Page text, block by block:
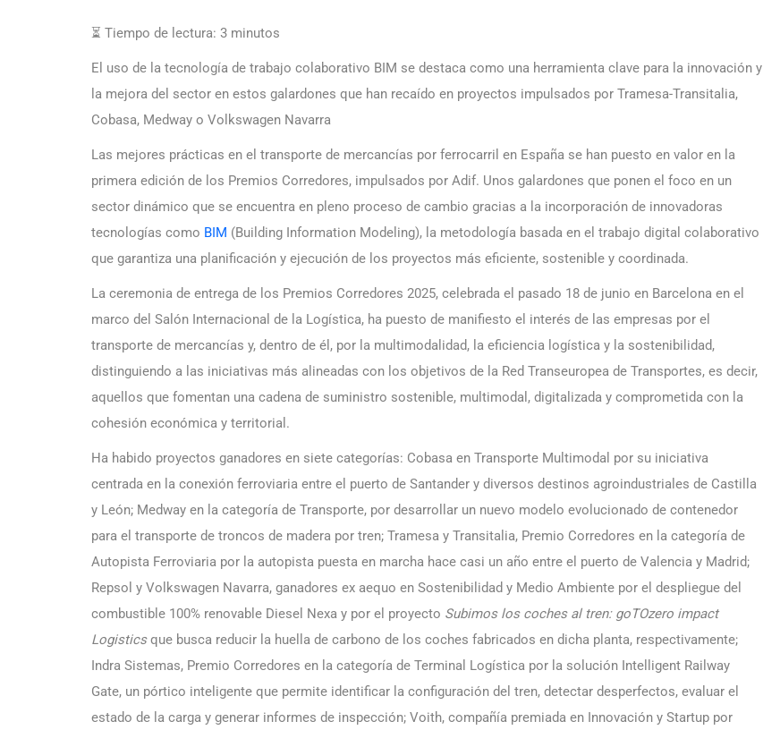
⏳ Tiempo de lectura: 3 minutos
El uso de la tecnología de trabajo colaborativo BIM se destaca como una herramienta clave para la innovación y
la mejora del sector en estos galardones que han recaído en proyectos impulsados por Tramesa-Transitalia,
Cobasa, Medway o Volkswagen Navarra
Las mejores prácticas en el transporte de mercancías por ferrocarril en España se han puesto en valor en la
primera edición de los Premios Corredores, impulsados por Adif. Unos galardones que ponen el foco en un
sector dinámico que se encuentra en pleno proceso de cambio gracias a la incorporación de innovadoras
tecnologías como BIM (Building Information Modeling), la metodología basada en el trabajo digital colaborativo
que garantiza una planificación y ejecución de los proyectos más eficiente, sostenible y coordinada.
La ceremonia de entrega de los Premios Corredores 2025, celebrada el pasado 18 de junio en Barcelona en el
marco del Salón Internacional de la Logística, ha puesto de manifiesto el interés de las empresas por el
transporte de mercancías y, dentro de él, por la multimodalidad, la eficiencia logística y la sostenibilidad,
distinguiendo a las iniciativas más alineadas con los objetivos de la Red Transeuropea de Transportes, es decir,
aquellos que fomentan una cadena de suministro sostenible, multimodal, digitalizada y comprometida con la
cohesión económica y territorial.
Ha habido proyectos ganadores en siete categorías: Cobasa en Transporte Multimodal por su iniciativa
centrada en la conexión ferroviaria entre el puerto de Santander y diversos destinos agroindustriales de Castilla
y León; Medway en la categoría de Transporte, por desarrollar un nuevo modelo evolucionado de contenedor
para el transporte de troncos de madera por tren; Tramesa y Transitalia, Premio Corredores en la categoría de
Autopista Ferroviaria por la autopista puesta en marcha hace casi un año entre el puerto de Valencia y Madrid;
Repsol y Volkswagen Navarra, ganadores ex aequo en Sostenibilidad y Medio Ambiente por el despliegue del
combustible 100% renovable Diesel Nexa y por el proyecto Subimos los coches al tren: goTOzero impact
Logisticsque busca reducir la huella de carbono de los coches fabricados en dicha planta, respectivamente;
Indra Sistemas, Premio Corredores en la categoría de Terminal Logística por la solución Intelligent Railway
Gate, un pórtico inteligente que permite identificar la configuración del tren, detectar desperfectos, evaluar el
estado de la carga y generar informes de inspección; Voith, compañía premiada en Innovación y Startup por